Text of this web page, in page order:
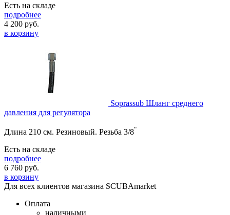
Есть на складе
подробнее
4 200 руб.
в корзину
Soprassub Шланг среднего
давления для регулятора
Длина 210 см. Резиновый. Резьба 3/8"
Есть на складе
подробнее
6 760 руб.
в корзину
Для всех клиентов магазина SCUBAmarket
Оплата
наличными